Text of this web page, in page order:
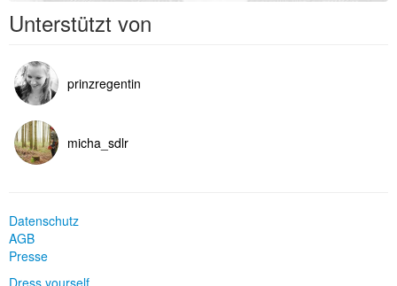
Unterstützt von
prinzregentin
micha_sdlr
Datenschutz
AGB
Presse
Dress yourself